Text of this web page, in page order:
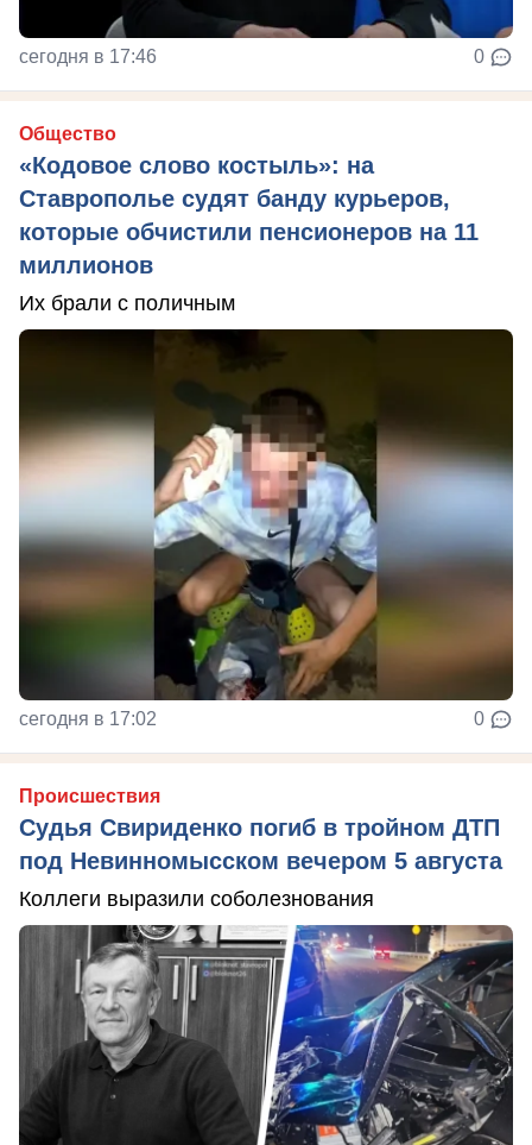
сегодня в 17:46 0
Общество
«Кодовое слово костыль»: на
Ставрополье судят банду курьеров,
которые обчистили пенсионеров на 11
миллионов
Их брали с поличным
сегодня в 17:02 0
Происшествия
Судья Свириденко погиб в тройном ДТП
под Невинномысском вечером 5 августа
Коллеги выразили соболезнования